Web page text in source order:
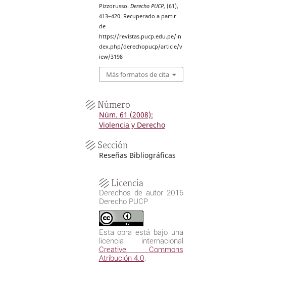
Pizzorusso. Derecho PUCP, (61),
413–420. Recuperado a partir
de
https://revistas.pucp.edu.pe/in
dex.php/derechopucp/article/v
iew/3198
Más formatos de cita
Número
Núm. 61 (2008):
Violencia y Derecho
Sección
Reseñas Bibliográficas
Licencia
Derechos de autor 2016
Derecho PUCP
Esta obra está bajo una
licencia internacional
Creative Commons
Atribución 4.0.